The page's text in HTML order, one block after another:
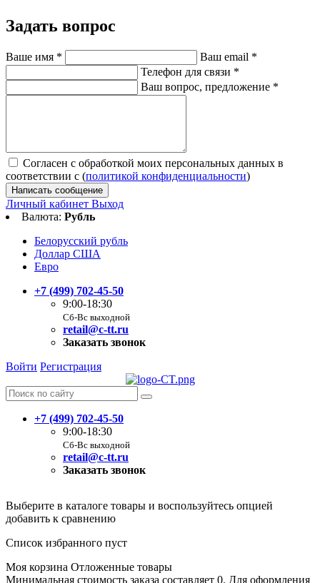
Задать вопрос
Ваше имя * Ваш email *
Телефон для связи *
Ваш вопрос, предложение *
Согласен с обработкой моих персональных данных в
соответствии с (политикой конфиденциальности)
Написать сообщение
Личный кабинет Выход
Валюта: Рубль
Белорусский рубль
Доллар США
Евро
+7 (499) 702-45-50
9:00-18:30
Сб-Вс выходной
retail@c-tt.ru
Заказать звонок
Войти Регистрация
+7 (499) 702-45-50
9:00-18:30
Сб-Вс выходной
retail@c-tt.ru
Заказать звонок
Выберите в каталоге товары и воспользуйтесь опцией
добавить к сравнению
Список избранного пуст
Моя корзина Отложенные товары
Минимальная стоимость заказа составляет 0. Для оформления